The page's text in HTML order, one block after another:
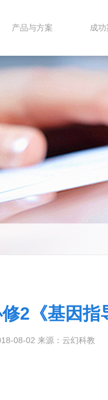
产品与方案 成功
2《基因指
08-02 来源：云幻科教